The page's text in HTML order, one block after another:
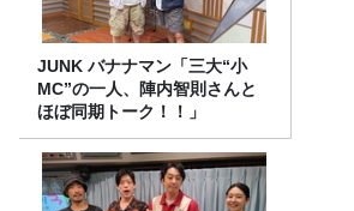
JUNK バナナマン「三大“小
MC”の一人、陣内智則さんと
ほぼ同期トーク！！」